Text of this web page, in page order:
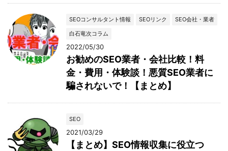
SEOコンサルタント情報 SEOリンク
SEO会社・業者
白石竜次コラム
2022/05/30
お勧めのSEO業者・会社比較！料
金・費用・体験談！悪質SEO業者に
騙されないで！【まとめ】
SEO
2021/03/29
【まとめ】SEO情報収集に役立つ